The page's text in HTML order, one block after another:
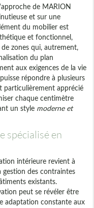
de MARION
et sur une
du mobilier est
et fonctionnel,
zones qui, autrement,
du plan
aux exigences de la vie
répondre à plusieurs
particulièrement apprécié
chaque centimètre
un style moderne et
spécialisé en
intérieure revient à
des contraintes
existants.
peut se révéler être
adaptation constante aux